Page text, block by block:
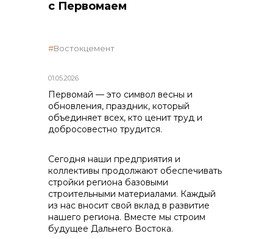
общая информация
объявленные закупки
реализация неликвидов
контакты отдела закупок
Контакты
с Первомаем
01.05.2026
Востокцемент
Первомай — это символ весны и
обновления, праздник, который
объединяет всех, кто ценит труд и
добросовестно трудится.
Сегодня наши предприятия и
коллективы продолжают обеспечивать
стройки региона базовыми
строительными материалами. Каждый
из нас вносит свой вклад в развитие
нашего региона. Вместе мы строим
будущее Дальнего Востока.